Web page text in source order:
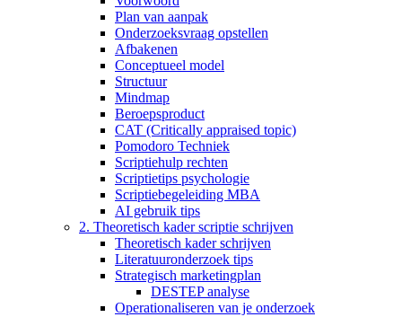
Plan van aanpak
Onderzoeksvraag opstellen
Afbakenen
Conceptueel model
Structuur
Mindmap
Beroepsproduct
CAT (Critically appraised topic)
Pomodoro Techniek
Scriptiehulp rechten
Scriptietips psychologie
Scriptiebegeleiding MBA
AI gebruik tips
2. Theoretisch kader scriptie schrijven
Theoretisch kader schrijven
Literatuuronderzoek tips
Strategisch marketingplan
DESTEP analyse
Operationaliseren van je onderzoek